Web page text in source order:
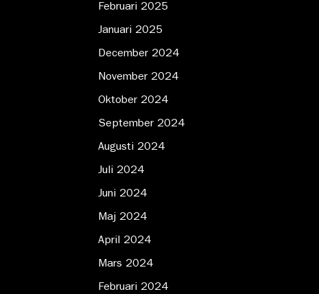
Februari 2025
Januari 2025
December 2024
November 2024
Oktober 2024
September 2024
Augusti 2024
Juli 2024
Juni 2024
Maj 2024
April 2024
Mars 2024
Februari 2024